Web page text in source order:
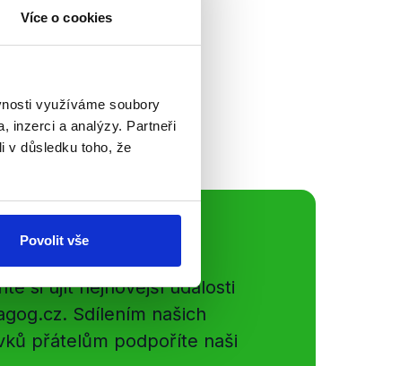
Více o cookies
využíváme soubory
inzerci a analýzy. Partneři
v důsledku toho, že
Povolit vše
sítě
si ujít nejnovější události
Sdílením našich
přátelům podpoříte naši